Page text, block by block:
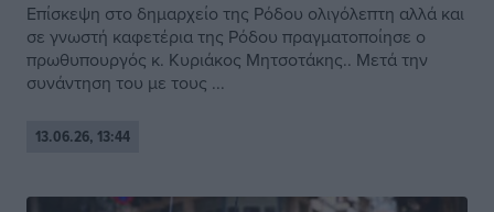
Επίσκεψη στο δημαρχείο της Ρόδου ολιγόλεπτη αλλά και
σε γνωστή καφετέρια της Ρόδου πραγματοποίησε ο
πρωθυπουργός κ. Κυριάκος Μητσοτάκης.. Μετά την
συνάντηση του με τους ...
13.06.26, 13:44